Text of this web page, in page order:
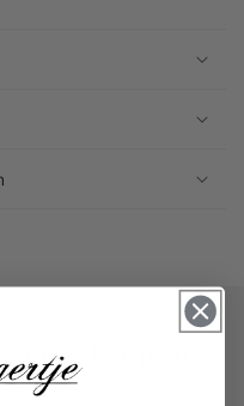
klanten